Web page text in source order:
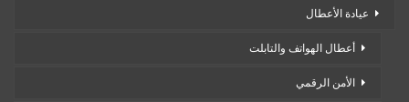
عيادة الأعطال
أعطال الهواتف والتابلت
الأمن الرقمي